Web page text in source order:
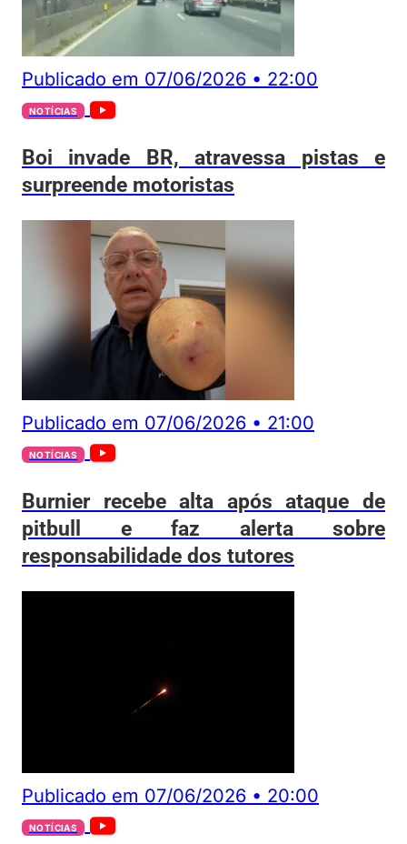
Publicado em 07/06/2026 • 22:00
NOTÍCIAS
Boi invade BR, atravessa pistas e
surpreende motoristas
Publicado em 07/06/2026 • 21:00
NOTÍCIAS
Burnier recebe alta após ataque de
pitbull e faz alerta sobre
responsabilidade dos tutores
Publicado em 07/06/2026 • 20:00
NOTÍCIAS